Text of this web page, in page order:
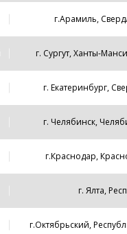
г.Арамиль,
г. Сургут, Ханты-
г. Екатеринбург,
г. Челябинск,
г.Краснодар,
г. Ялта,
г.Октябрьский,